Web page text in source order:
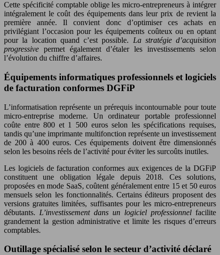
Cette spécificité comptable oblige les micro-entrepreneurs à intégrer
intégralement le coût des équipements dans leur prix de revient la
première année. Il convient donc d’optimiser ces achats en
privilégiant l’occasion pour les équipements coûteux ou en optant
pour la location quand c’est possible. La stratégie d’acquisition
progressive permet également d’étaler les investissements selon
l’évolution du chiffre d’affaires.
Équipements informatiques professionnels et logiciels
de facturation conformes DGFiP
L’informatisation représente un prérequis incontournable pour toute
micro-entreprise moderne. Un ordinateur portable professionnel
coûte entre 800 et 1 500 euros selon les spécifications requises,
tandis qu’une imprimante multifonction représente un investissement
de 200 à 400 euros. Ces équipements doivent être dimensionnés
selon les besoins réels de l’activité pour éviter les surcoûts inutiles.
Les logiciels de facturation conformes aux exigences de la DGFiP
constituent une obligation légale depuis 2018. Ces solutions,
proposées en mode SaaS, coûtent généralement entre 15 et 50 euros
mensuels selon les fonctionnalités. Certains éditeurs proposent des
versions gratuites limitées, suffisantes pour les micro-entrepreneurs
débutants. L’investissement dans un logiciel professionnel facilite
grandement la gestion administrative et limite les risques d’erreurs
comptables.
Outillage spécialisé selon le secteur d’activité déclaré